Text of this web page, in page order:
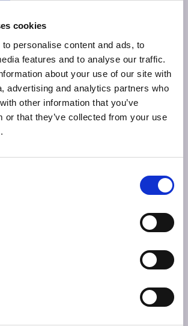
cookies
personalise content and ads, to
features and to analyse our traffic.
about your use of our site with
advertising and analytics partners who
other information that you’ve
or that they’ve collected from your use
zweten)